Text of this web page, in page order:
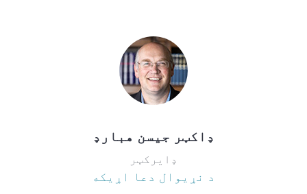
ډاکټر جیسن هبارډ
ډایرکټر
د نړیوال دعا اړیکه